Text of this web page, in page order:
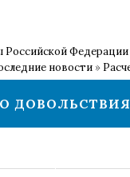
Федерации
новости »